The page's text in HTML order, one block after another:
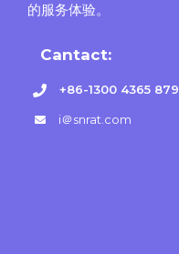
的服务体验。
Cantact:
+86-1300 4365 879
i＠snrat.com